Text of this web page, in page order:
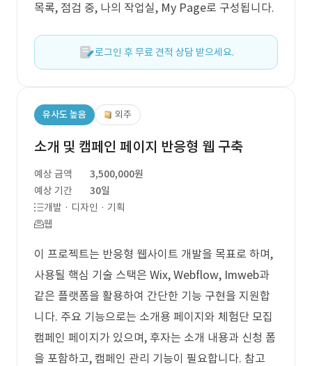
목록, 점검 중, 나의 작업실, My Page로 구성됩니다.
로그인 후 무료 견적 상담 받으세요.
유사도 높음 외주
소개 및 캠페인 페이지 반응형 웹 구축
예상 금액
3,500,000원
예상 기간
30일
개발 · 디자인 · 기획
웹
이 프로젝트는 반응형 웹사이트 개발을 목표로 하며,
사용될 핵심 기술 스택은 Wix, Webflow, Imweb과
같은 플랫폼을 활용하여 간단한 기능 구현을 지원합
니다. 주요 기능으로는 소개용 페이지와 체험단 모집
캠페인 페이지가 있으며, 후자는 소개 내용과 신청 폼
을 포함하고, 캠페인 관리 기능이 필요합니다. 참고